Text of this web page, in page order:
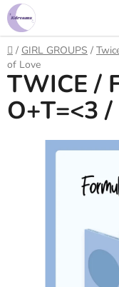
Prejsť
na
obsah
Domov
/ GIRL GROUPS /
of Love
TWICE /
O+T=<3